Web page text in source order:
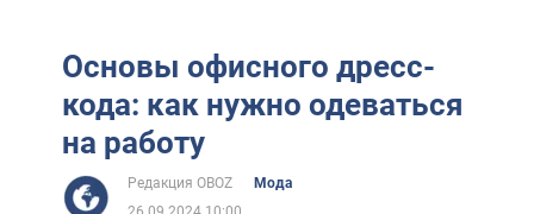
Основы офисного дресс-
кода: как нужно одеваться
на работу
Редакция OBOZ
Мода